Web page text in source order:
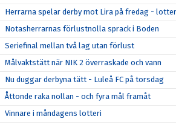
Herrarna spelar derby mot Lira på fredag -
Notasherrarnas förlustnolla sprack i Boden
Seriefinal mellan två lag utan förlust
Målvaktstätt när NIK 2 överraskade och vann
Nu duggar derbyna tätt - Luleå FC på torsdag
Åttonde raka nollan - och fyra mål framåt
Vinnare i måndagens lotteri